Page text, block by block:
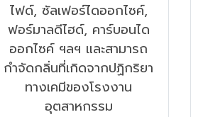
ไฟด์, ซัลเฟอร์ไดออกไซค์,
ฟอร์มาลดีไฮด์, คาร์บอนได
ออกไซค์ ฯลฯ และสามารถ
กำจัดกลิ่นที่เกิดจากปฏิกริยา
ทางเคมีของโรงงาน
อุตสาหกรรม